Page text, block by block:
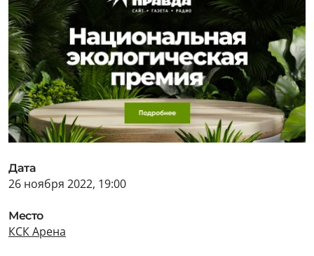
Дата
26 ноября 2022, 19:00
Место
КСК Арена